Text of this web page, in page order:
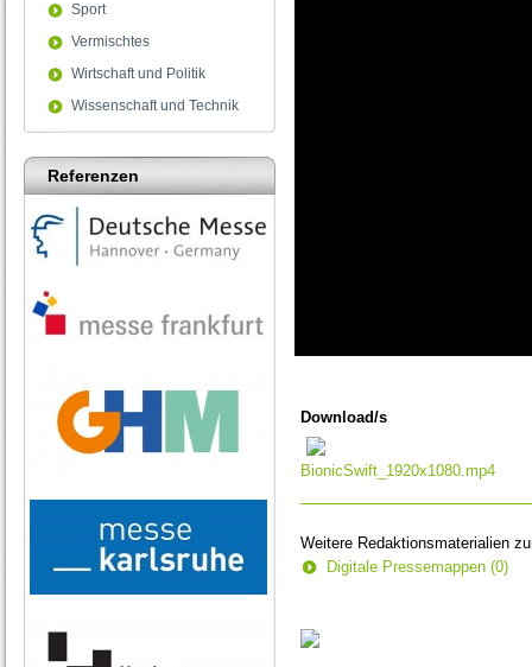
Sport
Vermischtes
Wirtschaft und Politik
Wissenschaft und Technik
Referenzen
0
seconds
Download/s
BionicSwift_1920x1080.mp4
Weitere Redaktionsmaterialien
Digitale Pressemappen (0)